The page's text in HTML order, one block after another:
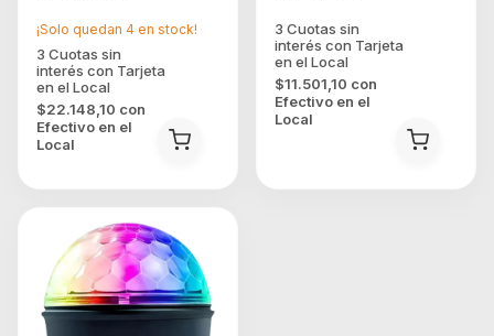
$22.148,10 con
Efectivo en el
Local
¡Solo quedan 4 en stock!
$11.501,10 con
Efectivo en el
Local